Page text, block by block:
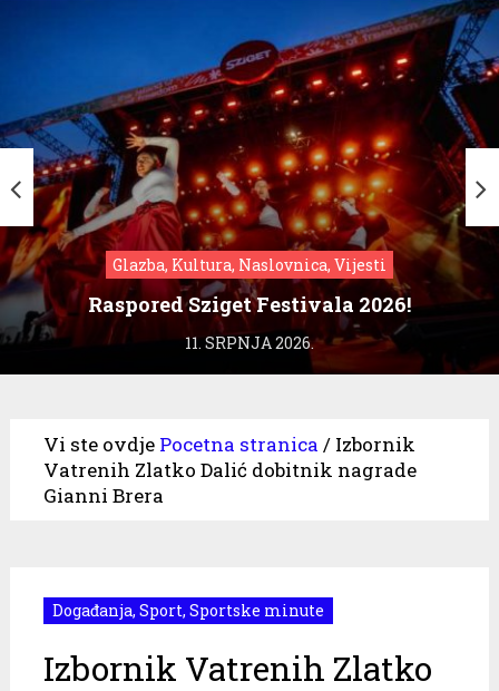
Glazba, Kultura, Naslovnica, Vijesti
Raspored Sziget Festivala 2026!
11. SRPNJA 2026.
Vi ste ovdje Pocetna stranica / Izbornik
Vatrenih Zlatko Dalić dobitnik nagrade
Gianni Brera
Događanja, Sport, Sportske minute
Izbornik Vatrenih Zlatko